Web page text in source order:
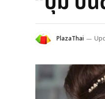
PlazaThai